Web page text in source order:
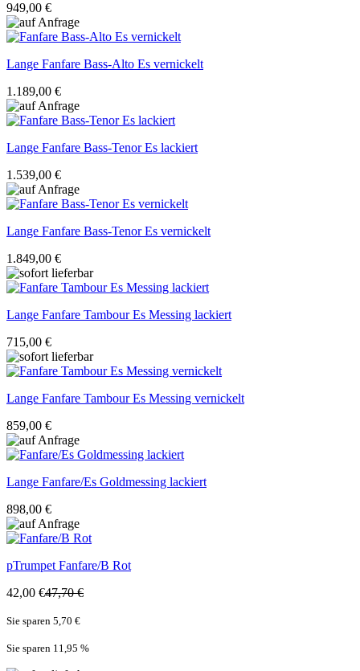
949,00 €
Lange Fanfare Bass-Alto Es vernickelt
1.189,00 €
Lange Fanfare Bass-Tenor Es lackiert
1.539,00 €
Lange Fanfare Bass-Tenor Es vernickelt
1.849,00 €
Lange Fanfare Tambour Es Messing lackiert
715,00 €
Lange Fanfare Tambour Es Messing vernickelt
859,00 €
Lange Fanfare/Es Goldmessing lackiert
898,00 €
pTrumpetFanfare/B Rot
42,00 €47,70 €
Sie sparen 5,70 €
Sie sparen 11,95 %